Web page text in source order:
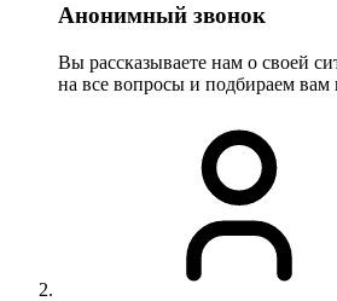
Анонимный звонок
Вы рассказываете нам о своей
на все вопросы и подбираем